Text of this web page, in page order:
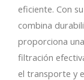
eficiente. Con
combina
proporciona
filtración
el transporte y